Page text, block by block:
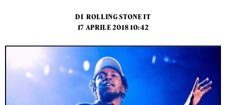
DI ROLLING STONE IT
17 APRILE 2018 10:42